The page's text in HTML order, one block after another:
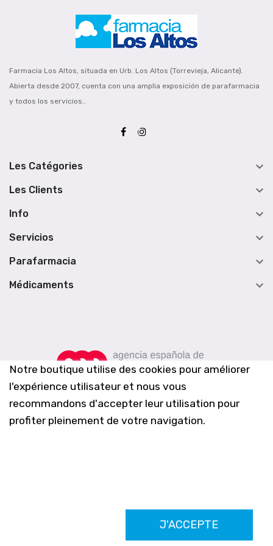
Notre boutique utilise des cookies pour améliorer
l'expérience utilisateur et nous vous
recommandons d'accepter leur utilisation pour
profiter pleinement de votre navigation.
J'ACCEPTE
Farmacia Los Altos, situada en Urb. Los Altos (Torrevieja, Alicante).
Abierta desde 2007, cuenta con una amplia exposición de parafarmacia
y todos los servicios..
Les Catégories 
Les Clients 
Info 
Servicios 
Parafarmacia 
Médicaments 
Farmacia Los Altos nº756
Ldo. Alfredo Aparicio Grau 22555408K
N. Col. Colegio Oficial de Farmacéuticos de Alicante 4327